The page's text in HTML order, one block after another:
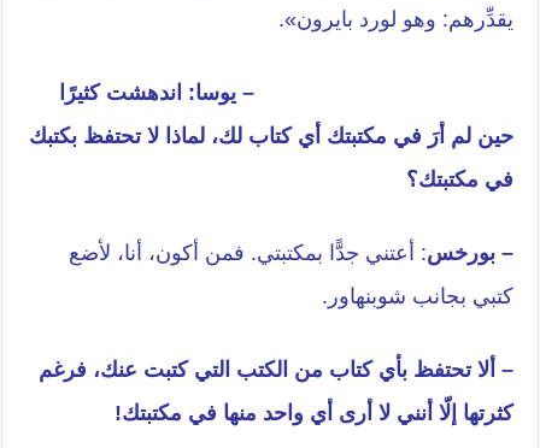
يقدِّرهم: وهو لورد بايرون».
– يوسا: اندهشت كثيرًا
حين لم أرَ في مكتبتك أي كتاب لك، لماذا لا تحتفظ بكتبك
في مكتبتك؟
– بورخس: أعتني جدًّا بمكتبتي. فمن أكون، أنا، لأضع
كتبي بجانب شوبنهاور.
– ألا تحتفظ بأي كتاب من الكتب التي كتبت عنك، فرغم
كثرتها إلّا أنني لا أرى أي واحد منها في مكتبتك!